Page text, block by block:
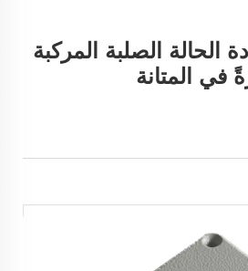
الحالة الصلبة المركبة
في المتانة